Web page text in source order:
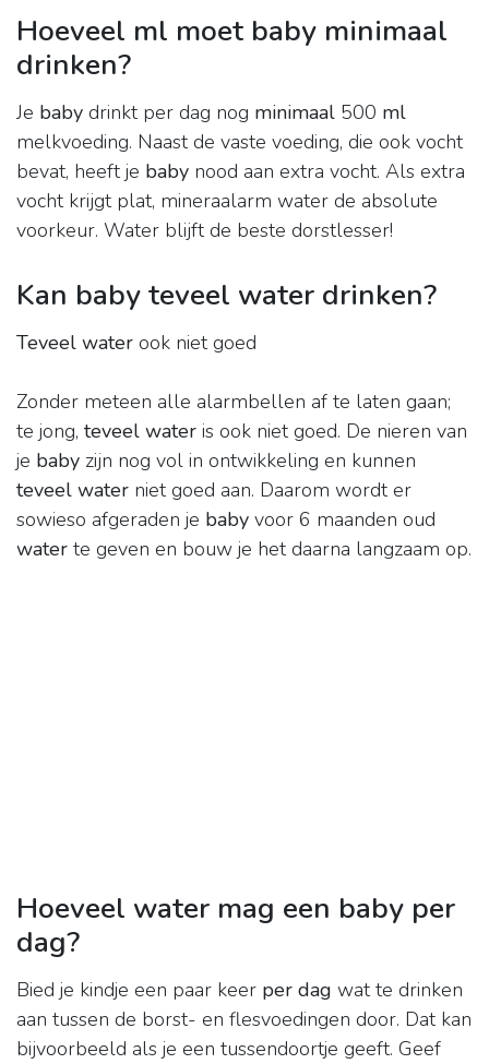
Hoeveel ml moet baby minimaal
drinken?
Je baby drinkt per dag nog minimaal 500 ml
melkvoeding. Naast de vaste voeding, die ook vocht
bevat, heeft je baby nood aan extra vocht. Als extra
vocht krijgt plat, mineraalarm water de absolute
voorkeur. Water blijft de beste dorstlesser!
Kan baby teveel water drinken?
Teveel water ook niet goed
Zonder meteen alle alarmbellen af te laten gaan;
te jong, teveel water is ook niet goed. De nieren van
je baby zijn nog vol in ontwikkeling en kunnen
teveel water niet goed aan. Daarom wordt er
sowieso afgeraden je baby voor 6 maanden oud
water te geven en bouw je het daarna langzaam op.
Hoeveel water mag een baby per
dag?
Bied je kindje een paar keer per dag wat te drinken
aan tussen de borst- en flesvoedingen door. Dat kan
bijvoorbeeld als je een tussendoortje geeft. Geef